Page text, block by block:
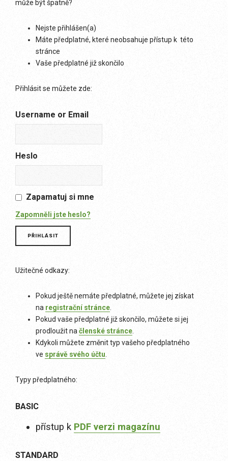
může být špatně?
Nejste přihlášen(a)
Máte předplatné, které neobsahuje přístup k této
stránce
Vaše předplatné již skončilo
Přihlásit se můžete zde:
Username or Email
Heslo
Zapamatuj si mne
Zapomněli jste heslo?
Užitečné odkazy:
Pokud ještě nemáte předplatné, můžete jej získat
na registrační stránce
Pokud vaše předplatné již skončilo, můžete si jej
prodloužit na členské stránce
Kdykoli můžete změnit typ vašeho předplatného
ve správě svého účtu
Typy předplatného:
BASIC
přístup k PDF verzi magazínu
STANDARD